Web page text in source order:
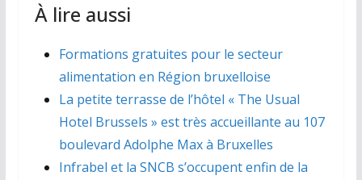
À lire aussi
Formations gratuites pour le secteur
alimentation en Région bruxelloise
La petite terrasse de l’hôtel « The Usual
Hotel Brussels » est très accueillante au 107
boulevard Adolphe Max à Bruxelles
Infrabel et la SNCB s’occupent enfin de la